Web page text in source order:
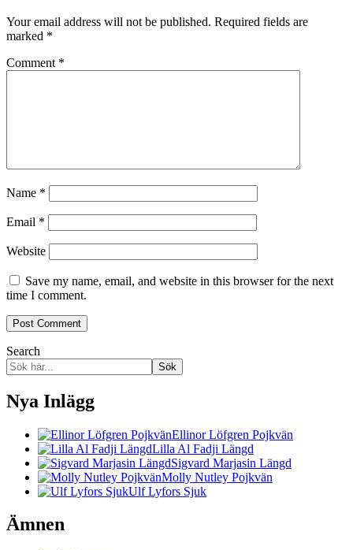
Your email address will not be published. Required fields are
marked *
Comment *
Name *
Email *
Website
Save my name, email, and website in this browser for the next
time I comment.
Search
Sök
Nya Inlägg
Ellinor Löfgren Pojkvän
Lilla Al Fadji Längd
Sigvard Marjasin Längd
Molly Nutley Pojkvän
Ulf Lyfors Sjuk
Ämnen